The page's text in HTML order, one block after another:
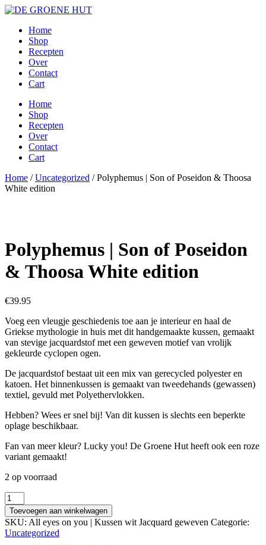
Ga
inhoud
Home
Shop
Recepten
Over
Contact
Cart
Menu
Home
Shop
Recepten
Over
Contact
Cart
Home /Uncategorized / Polyphemus | Son of Poseidon & Thoosa
White edition
Polyphemus | Son of Poseidon
& Thoosa White edition
€39.95
Voeg een vleugje geschiedenis toe aan je interieur en haal de
Griekse mythologie in huis met dit handgemaakte kussen, gemaakt
van stevige jacquardstof met een geweven motief van vrolijk
gekleurde cyclopen ogen.
De jacquardstof bestaat uit een mix van gerecycled polyester en
katoen. Het binnenkussen is gemaakt van tweedehands (gewassen)
textiel, gevuld met Polyethervlokken.
Hebben? Wees er snel bij! Van dit kussen is slechts een beperkte
oplage beschikbaar.
Fan van meer kleur? Lucky you! De Groene Hut heeft ook een roze
variant gemaakt!
2 op voorraad
Polyphemus
|
Son
of
Poseidon
Toevoegen aan winkelwagen
SKU: All eyes on you | Kussen wit Jacquard geweven Categorie:
Uncategorized